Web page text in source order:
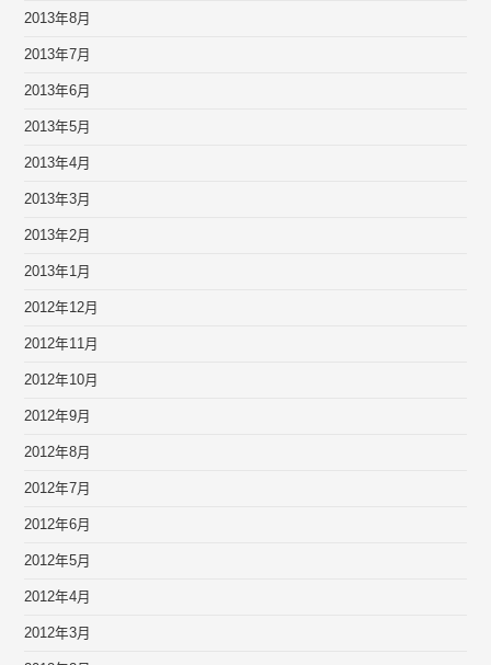
2013年8月
2013年7月
2013年6月
2013年5月
2013年4月
2013年3月
2013年2月
2013年1月
2012年12月
2012年11月
2012年10月
2012年9月
2012年8月
2012年7月
2012年6月
2012年5月
2012年4月
2012年3月